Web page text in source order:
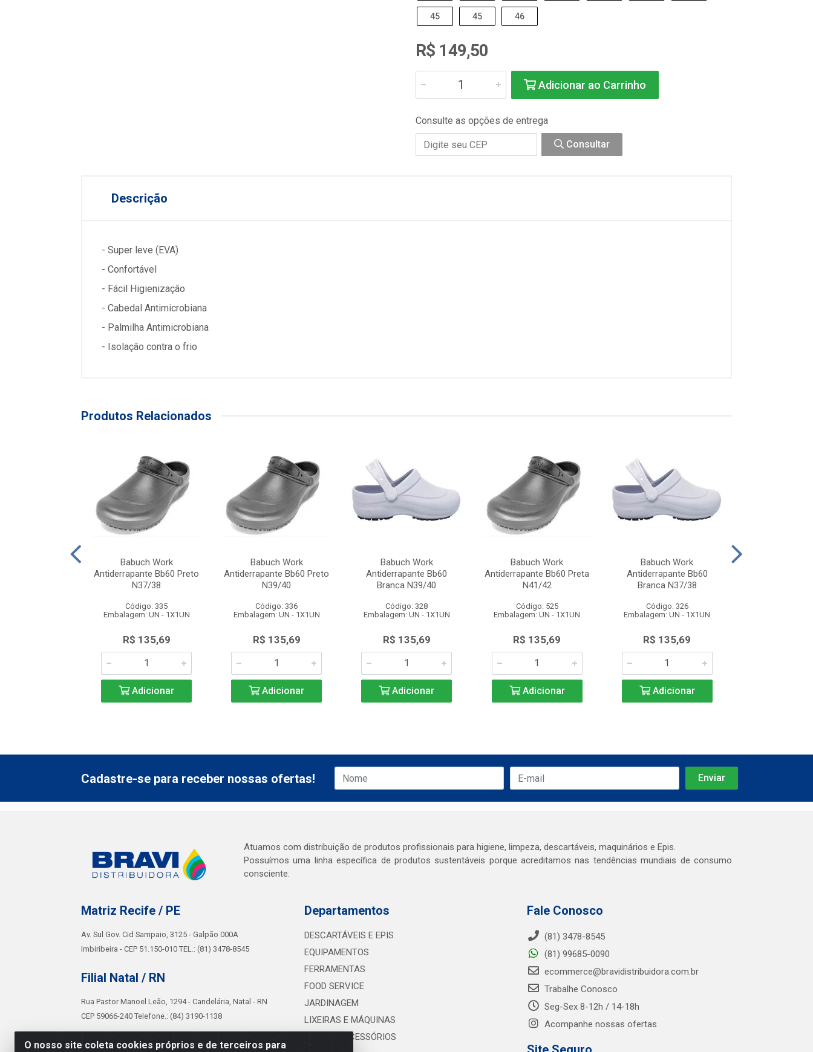
45 45 46
R$ 149,50
Adicionar ao Carrinho
Consulte as opções de entrega
Consultar
Descrição
- Super leve (EVA)
- Confortável
- Fácil Higienização
- Cabedal Antimicrobiana
- Palmilha Antimicrobiana
- Isolação contra o frio
Produtos Relacionados
Babuch Work
Antiderrapante Bb60 Preto
N37/38
Código: 335
Embalagem: UN - 1X1UN
R$ 135,69
Adicionar
Babuch Work
Antiderrapante Bb60 Preto
N39/40
Código: 336
Embalagem: UN - 1X1UN
R$ 135,69
Adicionar
Babuch Work
Antiderrapante Bb60
Branca N39/40
Código: 328
Embalagem: UN - 1X1UN
R$ 135,69
Adicionar
Babuch Work
Antiderrapante Bb60 Preta
N41/42
Código: 525
Embalagem: UN - 1X1UN
R$ 135,69
Adicionar
Babuch Work
Antiderrapante Bb60
Branca N37/38
Código: 326
Embalagem: UN - 1X1UN
R$ 135,69
Adicionar
O nosso site coleta cookies próprios e de terceiros para
Cadastre-se para receber nossas ofertas!
Atuamos com distribuição de produtos profissionais para higiene, limpeza, descartáveis, maquinários e Epis.
Possuímos uma linha específica de produtos sustentáveis porque acreditamos nas tendências mundiais de consumo
consciente.
Matriz Recife / PE
Av. Sul Gov. Cid Sampaio, 3125 - Galpão 000A
Imbiribeira - CEP 51.150-010 TEL.: (81) 3478-8545
Filial Natal / RN
Rua Pastor Manoel Leão, 1294 - Candelária, Natal - RN
CEP 59066-240 Telefone.: (84) 3190-1138
Políticas Bravi
Departamentos
DESCARTÁVEIS E EPIS
EQUIPAMENTOS
FERRAMENTAS
FOOD SERVICE
JARDINAGEM
LIXEIRAS E MÁQUINAS
PAPÉIS E ACESSÓRIOS
Fale Conosco
(81) 3478-8545
(81) 99685-0090
ecommerce@bravidistribuidora.com.br
Trabalhe Conosco
Seg-Sex 8-12h / 14-18h
Acompanhe nossas ofertas